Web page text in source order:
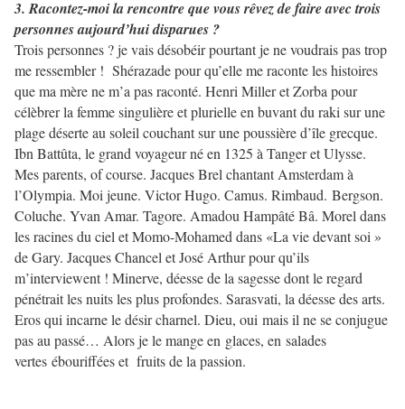
3. Racontez-moi la rencontre que vous rêvez de faire avec trois
personnes aujourd’hui disparues ?
Trois personnes ? je vais désobéir pourtant je ne voudrais pas trop
me ressembler ! Shérazade pour qu’elle me raconte les histoires
que ma mère ne m’a pas raconté. Henri Miller et Zorba pour
célèbrer la femme singulière et plurielle en buvant du raki sur une
plage déserte au soleil couchant sur une poussière d’île grecque.
Ibn Battûta, le grand voyageur né en 1325 à Tanger et Ulysse.
Mes parents, of course. Jacques Brel chantant Amsterdam à
l’Olympia. Moi jeune. Victor Hugo. Camus. Rimbaud. Bergson.
Coluche. Yvan Amar. Tagore. Amadou Hampâté Bâ. Morel dans
les racines du ciel et Momo-Mohamed dans «La vie devant soi »
de Gary. Jacques Chancel et José Arthur pour qu’ils
m’interviewent ! Minerve, déesse de la sagesse dont le regard
pénétrait les nuits les plus profondes. Sarasvati, la déesse des arts.
Eros qui incarne le désir charnel. Dieu, oui mais il ne se conjugue
pas au passé… Alors je le mange en glaces, en salades
vertes ébouriffées et fruits de la passion.